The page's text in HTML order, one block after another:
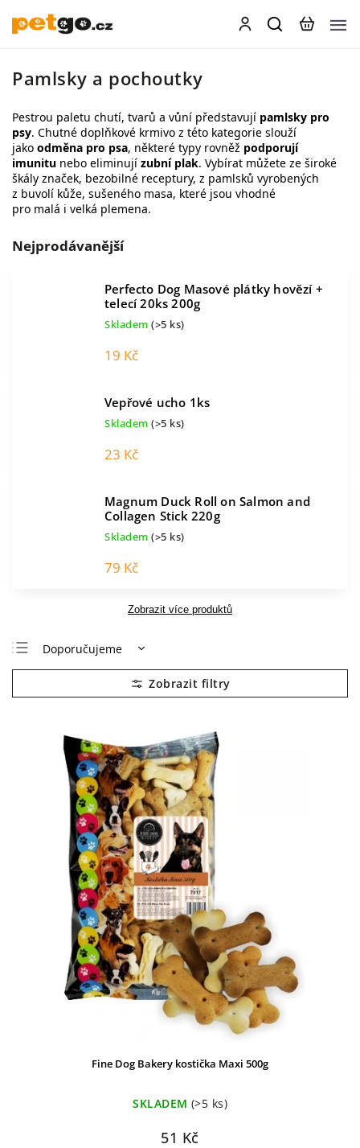
Pamlsky a pochoutky
Pestrou paletu chutí, tvarů a vůní představují pamlsky pro
psy. Chutné doplňkové krmivo z této kategorie slouží
jako odměna pro psa, některé typy rovněž podporují
imunitu nebo eliminují zubní plak. Vybírat můžete ze široké
škály značek, bezobilné receptury, z pamlsků vyrobených
z buvolí kůže, sušeného masa, které jsou vhodné
pro malá i velká plemena.
Nejprodávanější
Perfecto Dog Masové plátky hovězí +
telecí 20ks 200g
Skladem (>5 ks)
19 Kč
Vepřové ucho 1ks
Skladem (>5 ks)
23 Kč
Magnum Duck Roll on Salmon and
Collagen Stick 220g
Skladem (>5 ks)
79 Kč
Zobrazit více produktů
Doporučujeme
Nejlevnější
Nejdražší
Abecedně
Fine Dog Bakery kostička Maxi 500g
SKLADEM (>5 ks)
51 Kč